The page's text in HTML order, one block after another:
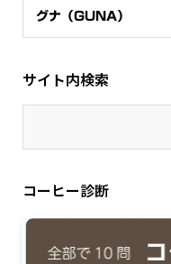
グナ（GUNA）
サイト内検索
コーヒー診断